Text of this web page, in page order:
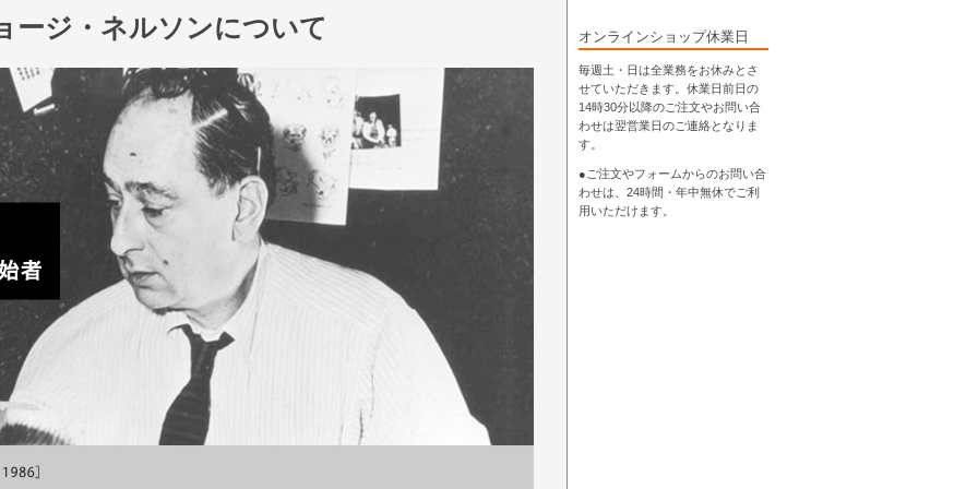
ージ・ネルソンについて オンラインショップ休業日
毎週土・日は全業務をお休みとさ
せていただきます。休業日前日の
14時30分以降のご注文やお問い合
わせは翌営業日のご連絡となりま
す。
●ご注文やフォームからのお問い合
わせは、 24時間・年中無休でご利
用いただけます。